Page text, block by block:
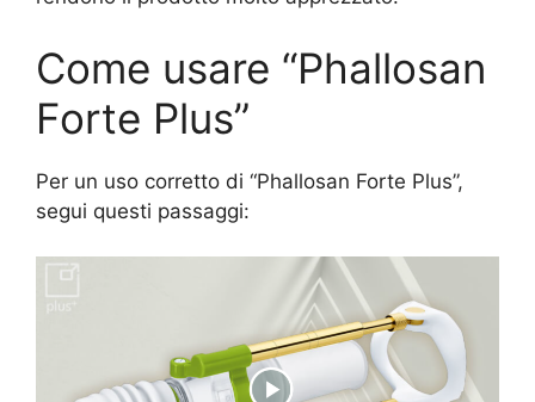
Come usare “Phallosan
Forte Plus”
Per un uso corretto di “Phallosan Forte Plus”,
segui questi passaggi: